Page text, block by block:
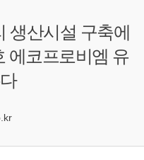
생산시설 구축에
에코프로비엠 유